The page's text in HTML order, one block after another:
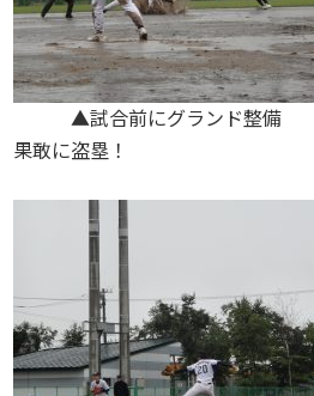
▲試合前にグラン
果敢に盗塁！